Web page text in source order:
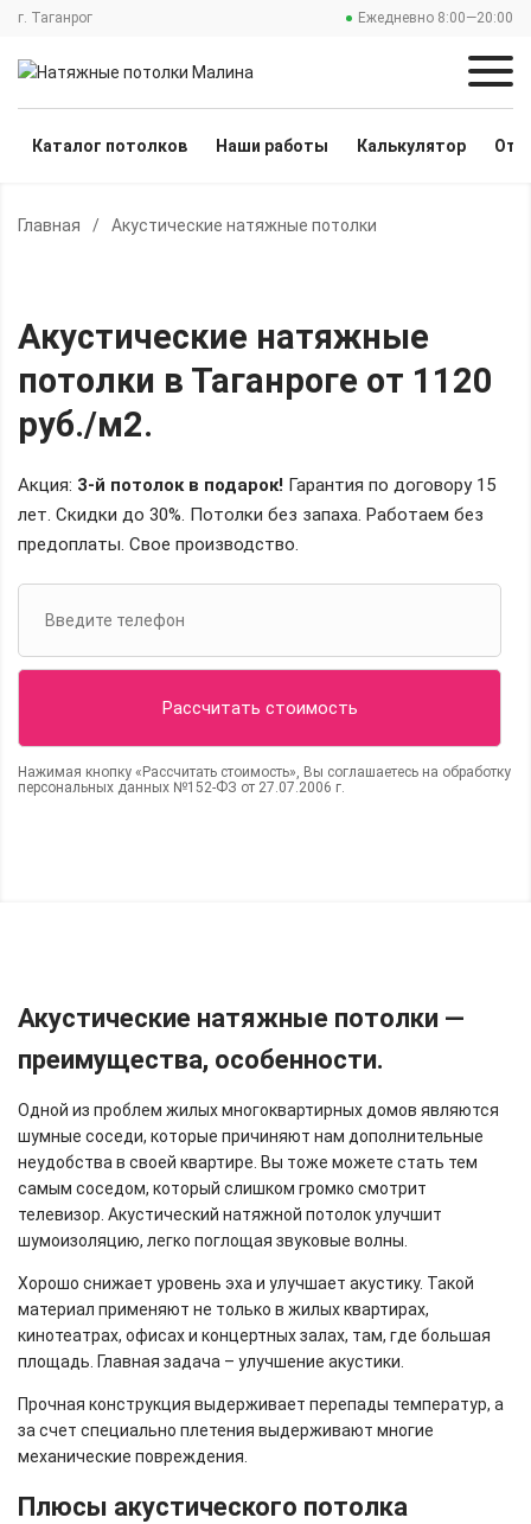
г. Таганрог Ежедневно 8:00—20:00
Каталог потолков Наши работы Калькулятор
Главная / Акустические натяжные потолки
Акустические натяжные
потолки в Таганроге от 1120
руб./м2.
Акция: 3-й потолок в подарок! Гарантия по договору 15
лет. Скидки до 30%. Потолки без запаха. Работаем без
предоплаты. Свое производство.
Нажимая кнопку «Рассчитать стоимость», Вы соглашаетесь на обработку
персональных данных №152-ФЗ от 27.07.2006 г.
Акустические натяжные потолки —
преимущества, особенности.
Одной из проблем жилых многоквартирных домов являются
шумные соседи, которые причиняют нам дополнительные
неудобства в своей квартире. Вы тоже можете стать тем
самым соседом, который слишком громко смотрит
телевизор. Акустический натяжной потолок улучшит
шумоизоляцию, легко поглощая звуковые волны.
Хорошо снижает уровень эха и улучшает акустику. Такой
материал применяют не только в жилых квартирах,
кинотеатрах, офисах и концертных залах, там, где большая
площадь. Главная задача – улучшение акустики.
Прочная конструкция выдерживает перепады температур, а
за счет специально плетения выдерживают многие
механические повреждения.
Плюсы акустического потолка